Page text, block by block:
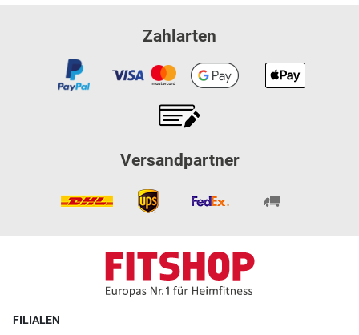
Zahlarten
Versandpartner
FILIALEN